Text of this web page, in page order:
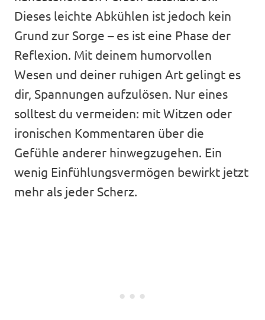
Dieses leichte Abkühlen ist jedoch kein
Grund zur Sorge – es ist eine Phase der
Reflexion. Mit deinem humorvollen
Wesen und deiner ruhigen Art gelingt es
dir, Spannungen aufzulösen. Nur eines
solltest du vermeiden: mit Witzen oder
ironischen Kommentaren über die
Gefühle anderer hinwegzugehen. Ein
wenig Einfühlungsvermögen bewirkt jetzt
mehr als jeder Scherz.